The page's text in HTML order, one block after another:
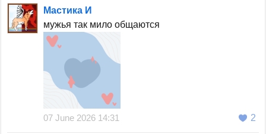
Мастика И
мужья так мило общаются
07 June 2026 14:31 2